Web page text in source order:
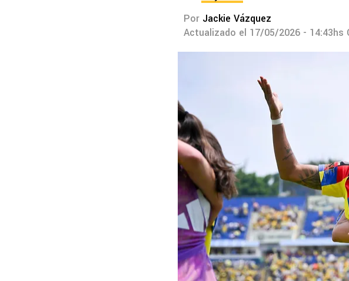
Por Jackie Vázquez
Actualizado el 17/05/2026 - 14:43hs